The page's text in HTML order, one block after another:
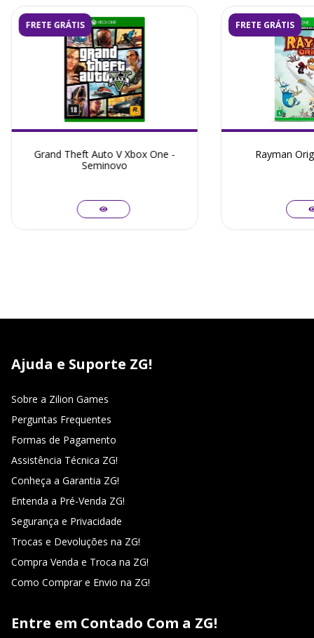
FRETE GRÁTIS
Grand Theft Auto V Xbox One -
Seminovo
FRETE GRÁTIS
Rayman
Ajuda e Suporte ZG!
Sobre a Zilion Games
Perguntas Frequentes
Formas de Pagamento
Assistência Técnica ZG!
Conheça a Garantia ZG!
Entenda a Pré-Venda ZG!
Segurança e Privacidade
Trocas e Devoluções na ZG!
Compra Venda e Troca na ZG!
Como Comprar e Envio na ZG!
Entre em Contado Com a ZG!